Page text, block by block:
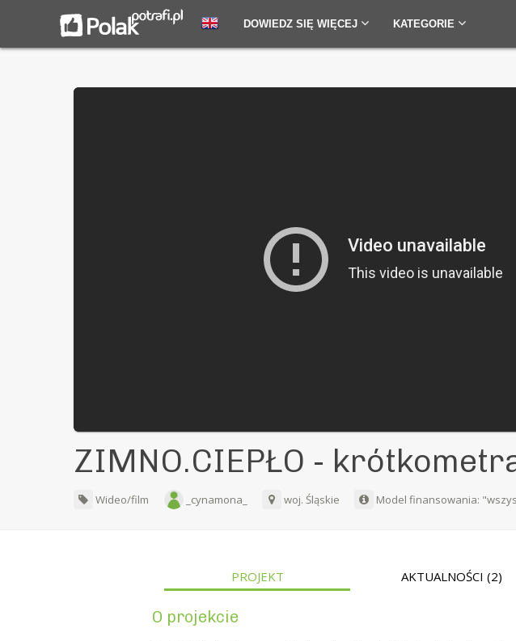
DOWIEDZ SIĘ WIĘCEJ KATEGORIE
ZIMNO.CIEPŁO -
Wideo/film _cynamona_ woj. Śląskie Model finansowania:
PROJEKT AKTUALNOŚCI (2)
O projekcie